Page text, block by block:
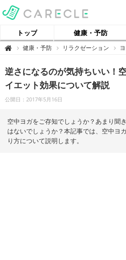
トップ 健康・予防
 【
ル
】
健康・予防 リラクゼーション
逆さになるのが気持ちいい！
イエット効果について解説
公開日：2017年5月16日
空中ヨガをご存知でしょうか？あまり聞
はないでしょうか？本記事では、空中ヨ
り方について説明します。